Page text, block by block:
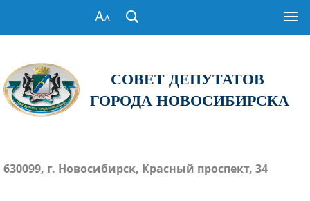
СОВЕТ ДЕПУТАТОВ
ГОРОДА НОВОСИБИРСКА
630099, г. Новосибирск, Красный проспект, 34